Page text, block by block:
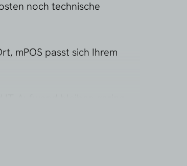
noch technische
mPOS passt sich Ihrem